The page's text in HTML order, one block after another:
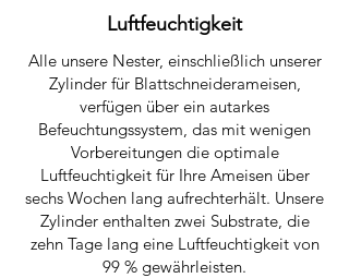
Luftfeuchtigkeit
Alle unsere Nester, einschließlich unserer
Zylinder für Blattschneiderameisen,
verfügen über ein autarkes
Befeuchtungssystem, das mit wenigen
Vorbereitungen die optimale
Luftfeuchtigkeit für Ihre Ameisen über
sechs Wochen lang aufrechterhält. Unsere
Zylinder enthalten zwei Substrate, die
zehn Tage lang eine Luftfeuchtigkeit von
99 % gewährleisten.